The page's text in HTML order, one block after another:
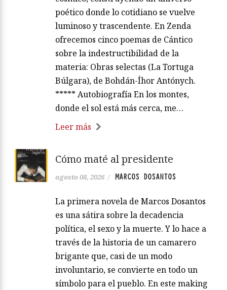
poético donde lo cotidiano se vuelve
luminoso y trascendente. En Zenda
ofrecemos cinco poemas de Cántico
sobre la indestructibilidad de la
materia: Obras selectas (La Tortuga
Búlgara), de Bohdán-Íhor Antónych.
***** Autobiografía En los montes,
donde el sol está más cerca, me…
Leer más
Cómo maté al presidente
agosto 08, 2026 / MARCOS DOSANTOS
La primera novela de Marcos Dosantos
es una sátira sobre la decadencia
política, el sexo y la muerte. Y lo hace a
través de la historia de un camarero
brigante que, casi de un modo
involuntario, se convierte en todo un
símbolo para el pueblo. En este making